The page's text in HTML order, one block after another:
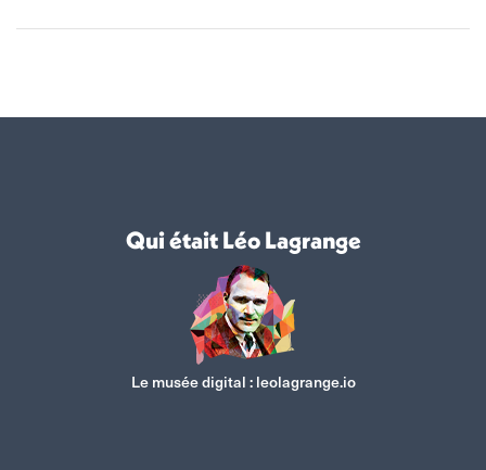
Qui était Léo Lagrange
Le musée digital :leolagrange.io